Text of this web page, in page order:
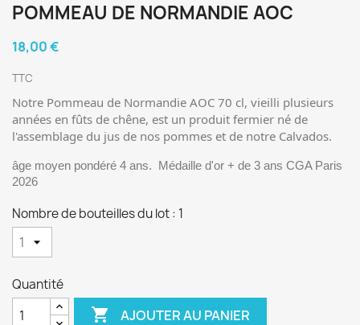
POMMEAU DE NORMANDIE AOC
18,00 €
TTC
Notre Pommeau de Normandie AOC 70 cl, vieilli plusieurs
années en fûts de chêne, est un produit fermier né de
l'assemblage du jus de nos pommes et de notre Calvados.
âge moyen pondéré 4 ans. Médaille d'or + de 3 ans CGA Paris
2026
Nombre de bouteilles du lot : 1
Quantité
 AJOUTER AU PANIER